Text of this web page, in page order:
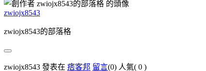
zwiojx8543
zwiojx8543的部落格
zwiojx8543 發表在 痞客邦 留言(0) 人氣( 0 )